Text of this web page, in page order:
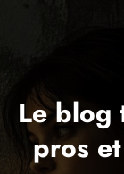
Le blog
pros